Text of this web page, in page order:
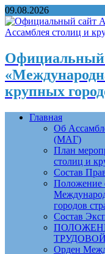
09.08.2026
Официальный
крупных
Главная
Об
(МАГ)
План
столиц и
Состав
Положение
городов
Состав
ТРУДОВОЙ
Орден